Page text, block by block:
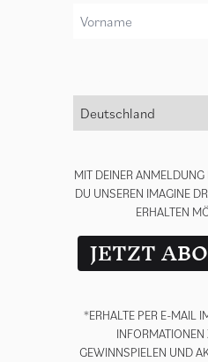
MIT DEINER ANMELDUNG
DU UNSEREN IMAGINE
ERHALTEN
JETZT
*ERHALTE PER E-MAIL
INFORMATIONEN
GEWINNSPIELEN UND